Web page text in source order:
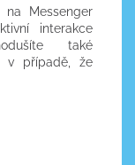
na Messenger
interakce
také
v případě, že